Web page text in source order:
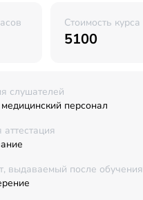
Стоимость курса
5100
слушателей
персонал
аттестация
выдаваемый после обучения